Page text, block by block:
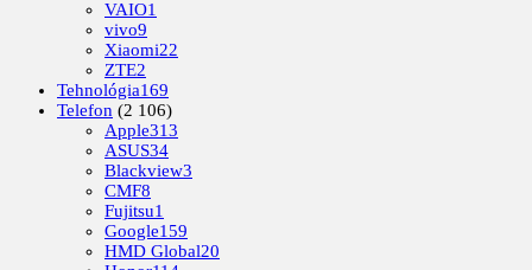
VAIO1
vivo9
Xiaomi22
ZTE2
Tehnológia169
Telefon (2 106)
Apple313
ASUS34
Blackview3
CMF8
Fujitsu1
Google159
HMD Global20